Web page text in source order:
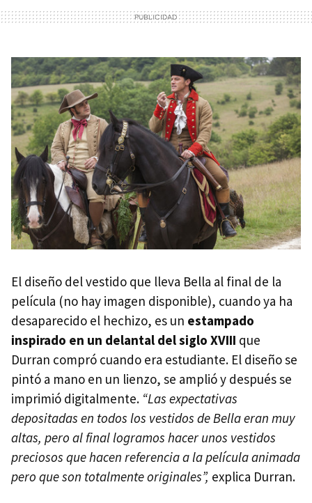
El diseño del vestido que lleva Bella al final de la
película (no hay imagen disponible), cuando ya ha
desaparecido el hechizo, es un estampado
inspirado en un delantal del siglo XVIII que
Durran compró cuando era estudiante. El diseño se
pintó a mano en un lienzo, se amplió y después se
imprimió digitalmente. “Las expectativas
depositadas en todos los vestidos de Bella eran muy
altas, pero al final logramos hacer unos vestidos
preciosos que hacen referencia a la película animada
pero que son totalmente originales”, explica Durran.